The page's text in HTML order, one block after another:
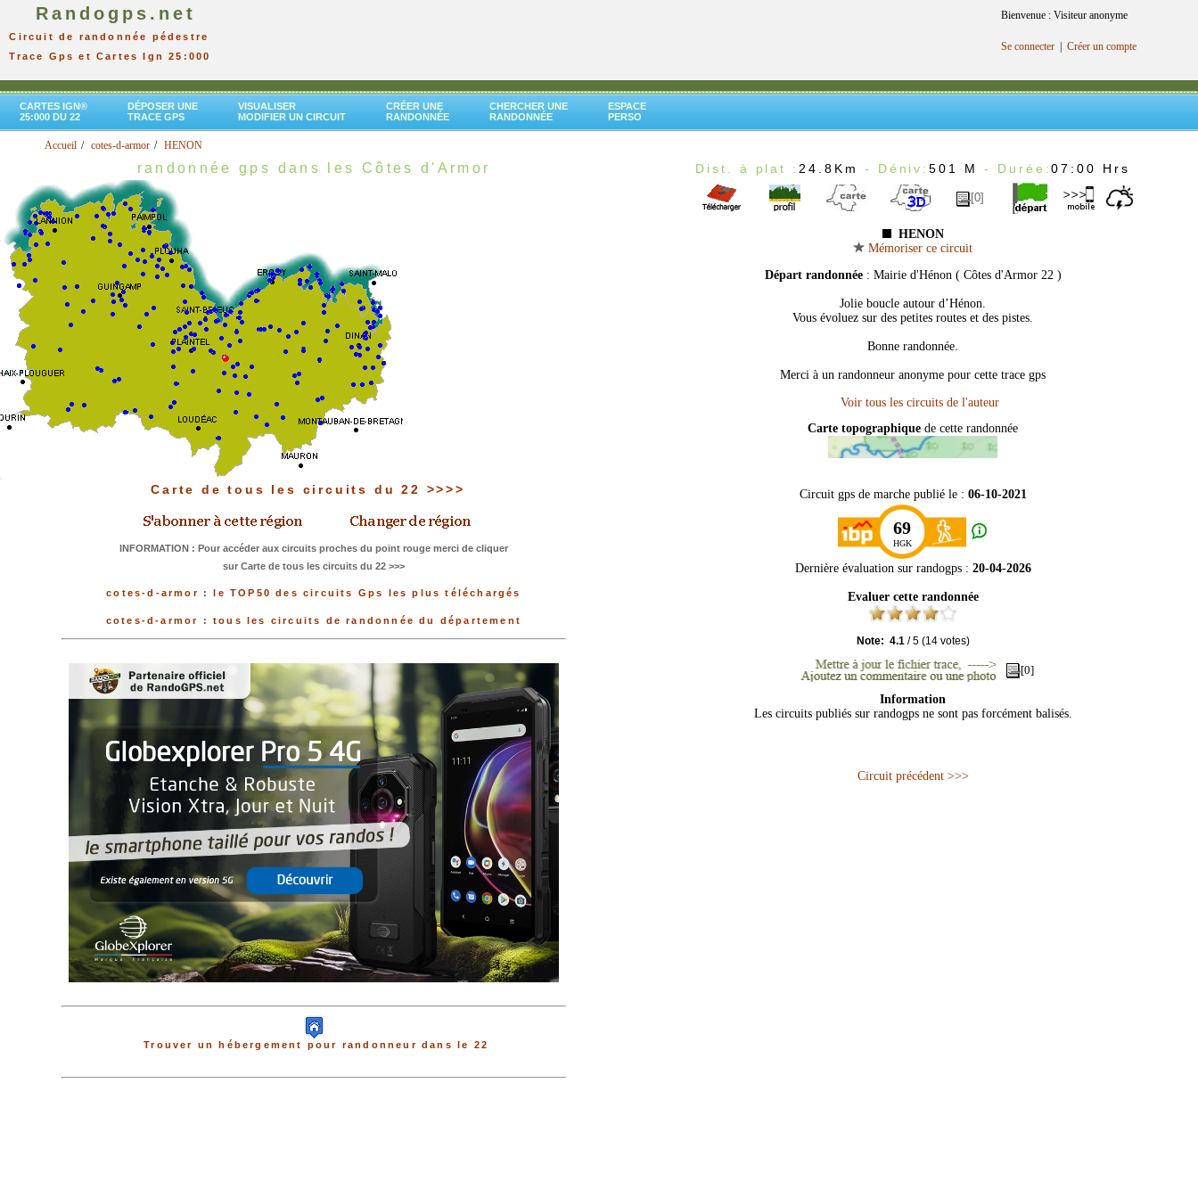
Randogps.net
Circuit de randonnée pédestre
Trace Gps et Cartes Ign 25:000
Bienvenue : Visiteur anonyme
Se connecter Créer un compte
CARTES IGN®
25:000 DU 22
DÉPOSER UNE
TRACE GPS
VISUALISER
MODIFIER UN CIRCUIT
CRÉER UNE
RANDONNÉE
CHERCHER UNE
RANDONNÉE
ESPACE
PERSO
Accueil cotes-d-armor HENON
randonnée gps dans les Côtes d'Armor
Carte de tous les circuits du 22 >>>>
INFORMATION : Pour accéder aux circuits proches du point rouge merci de cliquer
sur Carte de tous les circuits du 22 >>>
cotes-d-armor : le TOP50 des circuits Gps les plus téléchargés
cotes-d-armor : tous les circuits de randonnée du département
Trouver un hébergement pour randonneur dans le 22
Dist. à plat : 24.8Km - Déniv:501 M - Durée:07:00 Hrs
[0]
HENON
Mémoriser ce circuit
Départ randonnée : Mairie d'Hénon ( Côtes d'Armor 22 )
Jolie boucle autour d’Hénon.
Vous évoluez sur des petites routes et des pistes.
Bonne randonnée.
Merci à un randonneur anonyme pour cette trace gps
Carte topographique de cette randonnée
Circuit gps de marche publié le : 06-10-2021
69
HGK
Dernière évaluation sur randogps : 20-04-2026
Evaluer cette randonnée
Note: 4.1/5(14votes)
[0]
Information
Les circuits publiés sur randogps ne sont pas forcément balisés.
Circuit précédent >>>